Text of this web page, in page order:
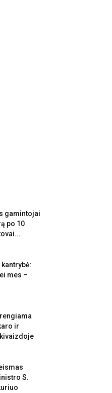
gamintojai
po 10
mes –
ir
S.